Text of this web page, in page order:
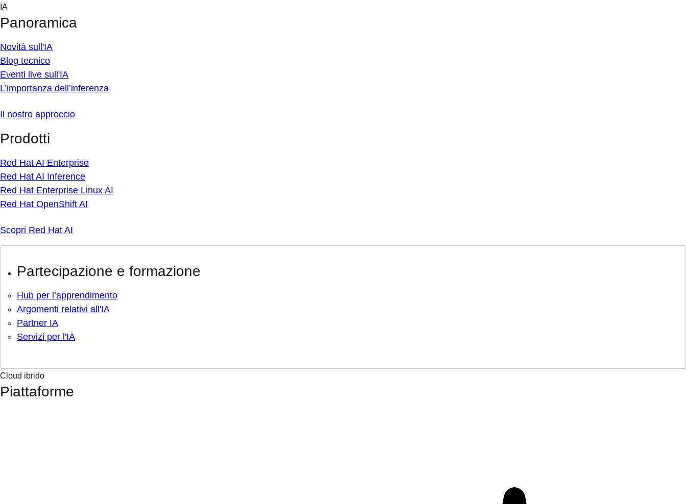
Skip
content
IA
Panoramica
Novità sull'IA
Blog tecnico
Eventi live sull'IA
L’importanza dell’inferenza
Il nostro approccio
Prodotti
Red Hat AI Enterprise
Red Hat AI Inference
Red Hat Enterprise Linux AI
Red Hat OpenShift AI
Scopri Red Hat AI
Partecipazione e formazione
Hub per l’apprendimento
Argomenti relativi all'IA
Partner IA
Servizi per l'IA
Cloud ibrido
Piattaforme